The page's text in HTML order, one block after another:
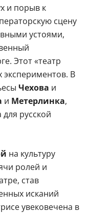
и порыв к
сцену
устоями,
Этот «театр
экспериментов. В
Чехова и
и Метерлинка,
русской
на культуру
ролей и
став
исканий
увековечена в